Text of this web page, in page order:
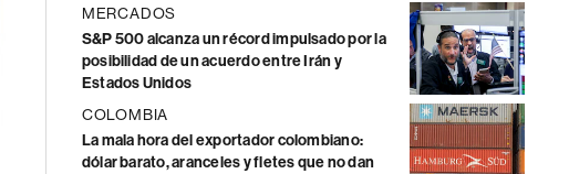
MERCADOS
S&P 500 alcanza un récord impulsado por la
posibilidad de un acuerdo entre Irán y
Estados Unidos
COLOMBIA
La mala hora del exportador colombiano:
dólar barato, aranceles y fletes que no dan